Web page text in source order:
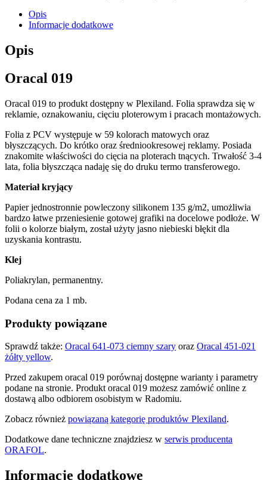
Opis
Informacje dodatkowe
Opis
Oracal 019
Oracal 019 to produkt dostępny w Plexiland. Folia sprawdza się w
reklamie, oznakowaniu, cięciu ploterowym i pracach montażowych.
Folia z PCV występuje w 59 kolorach matowych oraz
błyszczących. Do krótko oraz średniookresowej reklamy. Posiada
znakomite właściwości do cięcia na ploterach tnących. Trwałość 3-4
lata, folia błyszcząca nadaję się do druku termo transferowego.
Materiał kryjący
Papier jednostronnie powleczony silikonem 135 g/m2, umożliwia
bardzo łatwe przeniesienie gotowej grafiki na docelowe podłoże. W
folii o kolorze białym, został użyty jasno niebieski błękit dla
uzyskania kontrastu.
Klej
Poliakrylan, permanentny.
Podana cena za 1 mb.
Produkty powiązane
Sprawdź także: Oracal 641-073 ciemny szary oraz Oracal 451-021
żółty yellow.
Przed zakupem oracal 019 porównaj dostępne warianty i parametry
podane na stronie. Produkt oracal 019 możesz zamówić online z
dostawą albo odbiorem osobistym w Radomiu.
Zobacz również powiązaną kategorię produktów Plexiland.
Dodatkowe dane techniczne znajdziesz w serwis producenta
ORAFOL.
Informacje dodatkowe